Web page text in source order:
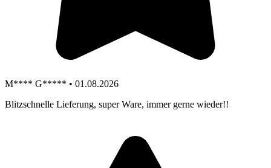
M**** G***** • 01.08.2026
Blitzschnelle Lieferung, super Ware, immer gerne wieder!!